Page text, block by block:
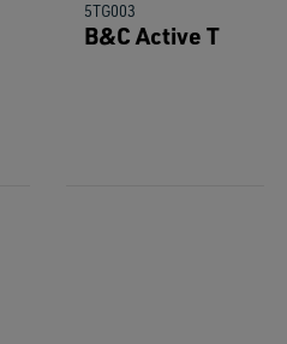
5TG003
B&C Active T